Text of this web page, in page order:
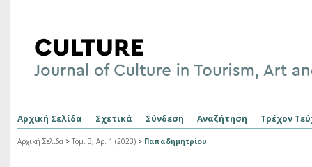
Αρχική Σελίδα Σχετικά Σύνδεση Αναζήτηση Τρέχον
Αρχική Σελίδα > Τόμ. 3, Αρ. 1 (2023) > Παπαδημητρίου